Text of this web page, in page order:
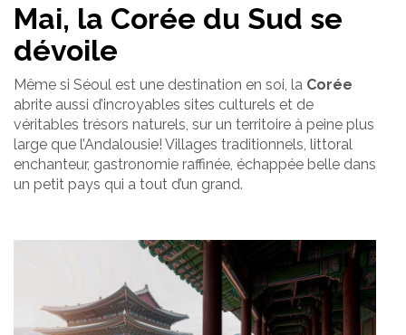
Mai, la Corée du Sud se
dévoile
Même si Séoul est une destination en soi, la Corée
abrite aussi d’incroyables sites culturels et de
véritables trésors naturels, sur un territoire à peine plus
large que l’Andalousie! Villages traditionnels, littoral
enchanteur, gastronomie raffinée, échappée belle dans
un petit pays qui a tout d’un grand.